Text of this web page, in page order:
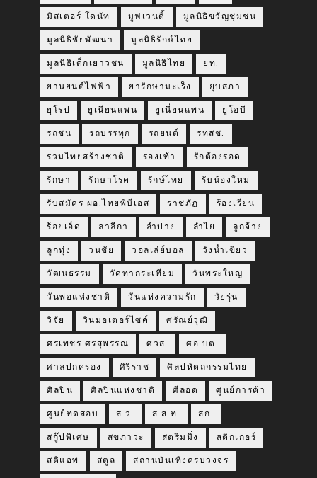
มิสเตอร์ โดนัท มูฟเวนดี้ มูลนิธิขวัญชุมชน
มูลนิธิชัยพัฒนา มูลนิธิรักษ์ไทย
มูลนิธิเด็กเยาวชน มูลนิธิไทย ยท.
ยานยนต์ไฟฟ้า ยารักษามะเร็ง ยุบสภา
ยุโรป ยูเนียนแพน ยูเนี่ยนแพน ยูโอบี
รถชน รถบรรทุก รถยนต์ รทสช.
รวมไทยสร้างชาติ รองเท้า รักต้องรอด
รักษา รักษาโรค รักษ์ไทย รับน้องใหม่
รับสมัคร ผอ.ไทยพีบีเอส ราชภัฏ ร้องเรียน
ร้อยเอ็ด ลาลีกา ลำปาง ลำไย ลูกจ้าง
ลูกทุ่ง วนชัย วอลเล่ย์บอล วังน้ำเขียว
วัฒนธรรม วัดท่ากระเทียม วันพระใหญ่
วันพ่อแห่งชาติ วันแห่งความรัก วัยรุ่น
วิจัย วินมอเตอร์ไซค์ ศรัณย์วุฒิ
ศรเพชร ศรสุพรรณ ศวส. ศอ.บต.
ศาลปกครอง ศิริราช ศิลปหัตถกรรมไทย
ศิลปิน ศิลปินแห่งชาติ ศีลอด ศูนย์การค้า
ศูนย์ทดสอบ ส.ว. ส.ส.ท. สก.
สกู๊ปพิเศษ สขภาวะ สตรีมมิ่ง สติกเกอร์
สติแอพ สตูล สถานบันเทิงครบวงจร